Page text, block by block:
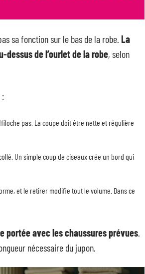
sa fonction sur le bas de la robe. La
de l’ourlet de la robe, selon
:
pas. La coupe doit être nette et régulière
Un simple coup de ciseaux crée un bord qui
et le retirer modifie tout le volume. Dans ce
portée avec les chaussures prévues.
nécessaire du jupon.